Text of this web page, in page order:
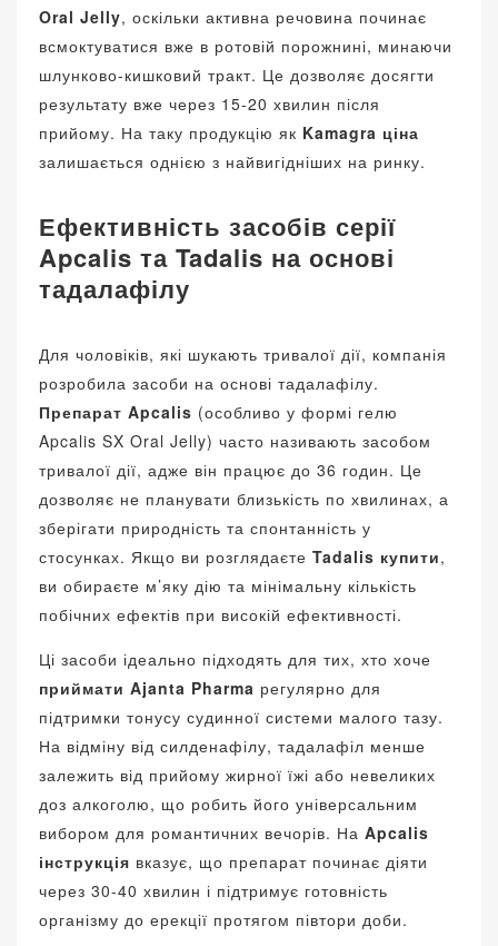
Oral Jelly, оскільки активна речовина починає
всмоктуватися вже в ротовій порожнині, минаючи
шлунково-кишковий тракт. Це дозволяє досягти
результату вже через 15-20 хвилин після
прийому. На таку продукцію як Kamagra ціна
залишається однією з найвигідніших на ринку.
Ефективність засобів серії
Apcalis та Tadalis на основі
тадалафілу
Для чоловіків, які шукають тривалої дії, компанія
розробила засоби на основі тадалафілу.
Препарат Apcalis (особливо у формі гелю
Apcalis SX Oral Jelly) часто називають засобом
тривалої дії, адже він працює до 36 годин. Це
дозволяє не планувати близькість по хвилинах, а
зберігати природність та спонтанність у
стосунках. Якщо ви розглядаєте Tadalis купити,
ви обираєте м’яку дію та мінімальну кількість
побічних ефектів при високій ефективності.
Ці засоби ідеально підходять для тих, хто хоче
приймати Ajanta Pharma регулярно для
підтримки тонусу судинної системи малого тазу.
На відміну від силденафілу, тадалафіл менше
залежить від прийому жирної їжі або невеликих
доз алкоголю, що робить його універсальним
вибором для романтичних вечорів. На Apcalis
інструкція вказує, що препарат починає діяти
через 30-40 хвилин і підтримує готовність
організму до ерекції протягом півтори доби.